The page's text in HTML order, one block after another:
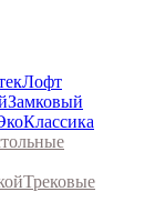
Лофт
Замковый
Классика
Трековые